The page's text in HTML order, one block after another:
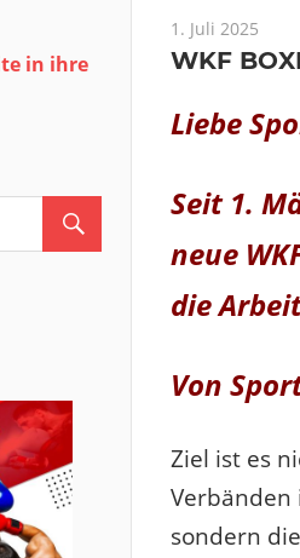
1. Juli 2025
WKF
Liebe
Seit 1.
neue
die
Von
Ziel ist es
Verbänden
sondern
in ihre